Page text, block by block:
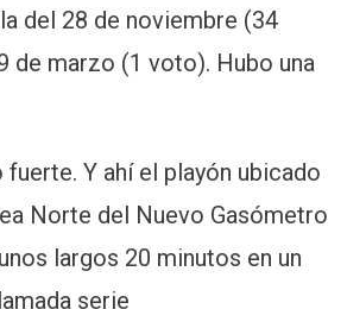
del 28 de noviembre (34
de marzo (1 voto). Hubo una
Y ahí el playón ubicado
Norte del Nuevo Gasómetro
largos 20 minutos en un
serie